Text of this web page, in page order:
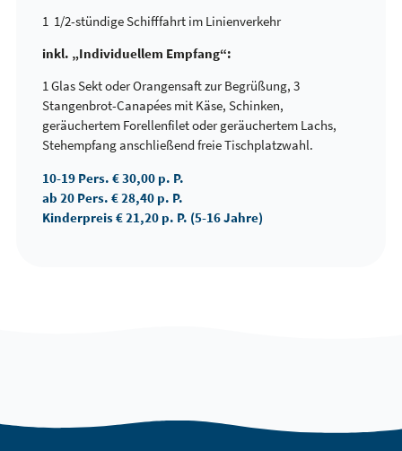
1 1/2-stündige Schifffahrt im Linienverkehr
inkl. „Individuellem Empfang“:
1 Glas Sekt oder Orangensaft zur Begrüßung, 3
Stangenbrot-Canapées mit Käse, Schinken,
geräuchertem Forellenfilet oder geräuchertem Lachs,
Stehempfang anschließend freie Tischplatzwahl.
10-19 Pers. € 30,00 p. P.
ab 20 Pers. € 28,40 p. P.
Kinderpreis€ 21,20 p. P. (5-16 Jahre)